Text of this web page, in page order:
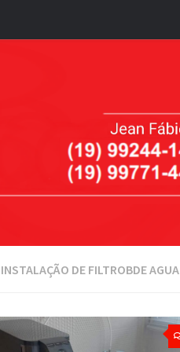
INSTALAÇÃO DE FILTROBDE AGUA